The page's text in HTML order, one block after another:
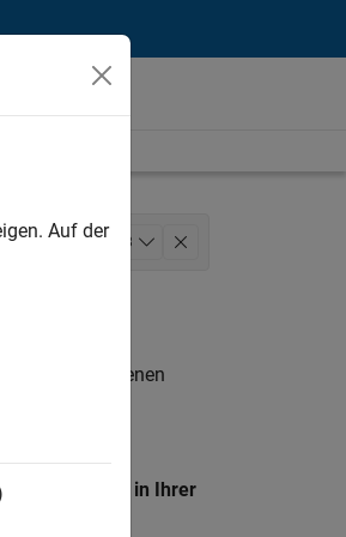
3
keine offenen
in Ihrer
Auf der